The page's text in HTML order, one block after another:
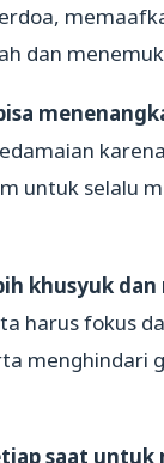
dan
untuk selalu
khusyuk
harus fokus
menghindari
saat